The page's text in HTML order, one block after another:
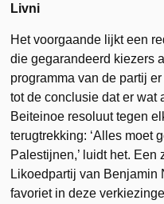
Livni
Het voorgaande lijkt een
die gegarandeerd kiezers
programma van de partij
tot de conclusie dat er wat
Beiteinoe resoluut tegen
terugtrekking: ‘Alles moet
Palestijnen,’ luidt het.
Likoedpartij van Benjamin
favoriet in deze